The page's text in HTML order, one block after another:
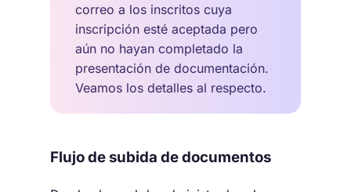
correo a los inscritos cuya
inscripción esté aceptada pero
aún no hayan completado la
presentación de documentación.
Veamos los detalles al respecto.
Flujo de subida de documentos